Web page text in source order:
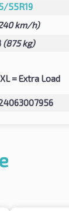
55R19
km/h)
(875 kg)
XL= Extra Load